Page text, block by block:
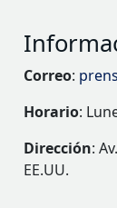
Correo:
Horario:
Dirección:
EE.UU.